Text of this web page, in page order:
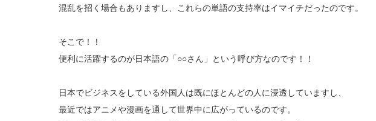
混乱を招く場合もありますし、これらの単語の支持率はイマイチだったのです。
そこで！！
便利に活躍するのが日本語の「○○さん」という呼び方なのです！！
日本でビジネスをしている外国人は既にほとんどの人に浸透していますし、
最近ではアニメや漫画を通して世界中に広がっているのです。